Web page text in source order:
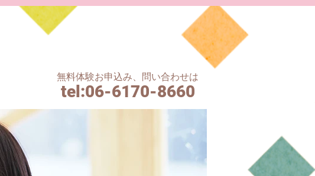
無料体験お申込み、問い合わせは
tel:06-6170-8660